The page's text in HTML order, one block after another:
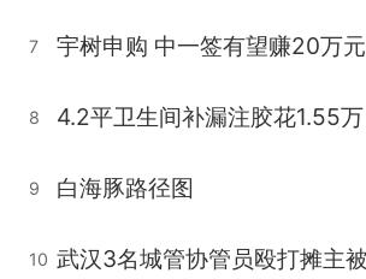
7 宇树申购 中一签有望赚20万元
8 4.2平卫生间补漏注胶花1.55万
9 白海豚路径图
10